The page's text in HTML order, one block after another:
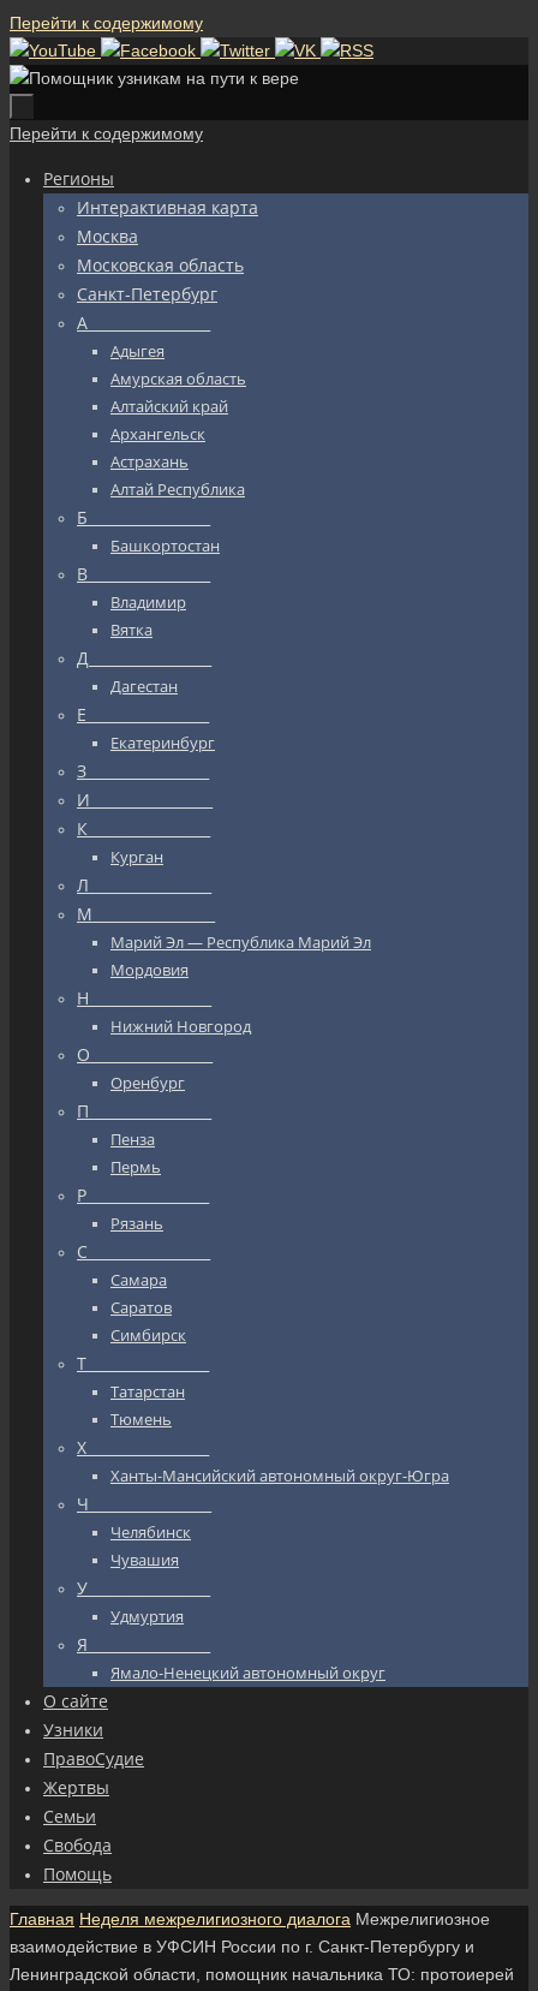
Перейти к содержимому
Перейти к содержимому
Регионы
Интерактивная карта
Москва
Московская область
Санкт-Петербург
А_________________
Адыгея
Амурская область
Алтайский край
Архангельск
Астрахань
Алтай Республика
Б_________________
Башкортостан
В_________________
Владимир
Вятка
Д_________________
Дагестан
Е_________________
Екатеринбург
З_________________
И_________________
К_________________
Курган
Л_________________
М_________________
Марий Эл — Республика Марий Эл
Мордовия
Н_________________
Нижний Новгород
О_________________
Оренбург
П_________________
Пенза
Пермь
Р_________________
Рязань
С_________________
Самара
Саратов
Симбирск
Т_________________
Татарстан
Тюмень
Х_________________
Ханты-Мансийский автономный округ-Югра
Ч_________________
Челябинск
Чувашия
У_________________
Удмуртия
Я_________________
Ямало-Ненецкий автономный округ
О сайте
Узники
ПравоСудие
Жертвы
Семьи
Свобода
Помощь
Главная Неделя межрелигиозного диалога Межрелигиозное
взаимодействие в УФСИН России по г. Санкт-Петербургу и
Ленинградской области, помощник начальника ТО: протоиерей